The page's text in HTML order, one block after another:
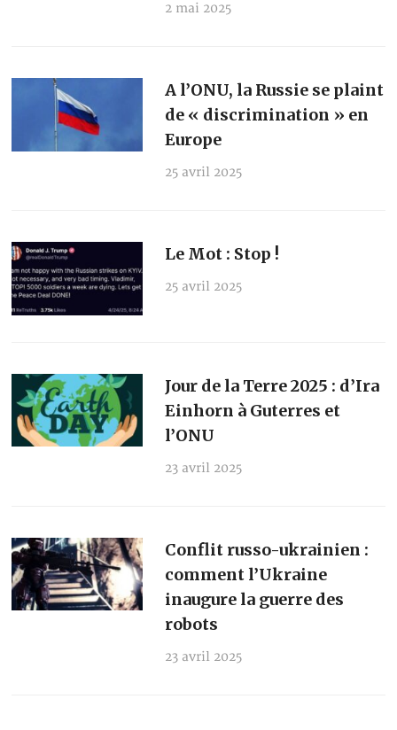
2 mai 2025
A l’ONU, la Russie se plaint
de « discrimination » en
Europe
25 avril 2025
Le Mot : Stop !
25 avril 2025
Jour de la Terre 2025 : d’Ira
Einhorn à Guterres et
l’ONU
23 avril 2025
Conflit russo-ukrainien :
comment l’Ukraine
inaugure la guerre des
robots
23 avril 2025